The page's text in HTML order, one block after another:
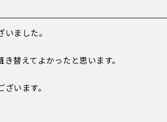
ました。
替えてよかったと思います。
います。